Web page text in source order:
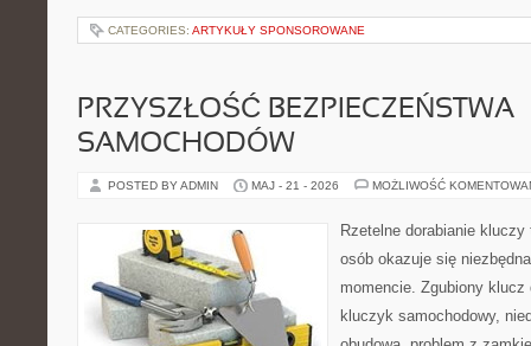
CATEGORIES: ARTYKUŁY SPONSOROWANE
PRZYSZŁOŚĆ BEZPIECZEŃSTWA
SAMOCHODÓW
POSTED BY ADMIN MAJ - 21 - 2026 MOŻLIWOŚĆ
Rzetelne dorabianie kluczy
osób okazuje się
momencie. Zgubiony
kluczyk samochodowy,